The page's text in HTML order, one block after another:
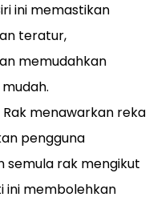
ini memastikan
teratur,
memudahkan
Rak menawarkan reka
pengguna
semula rak mengikut
ini membolehkan